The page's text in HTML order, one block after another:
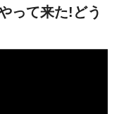
って来た!どう